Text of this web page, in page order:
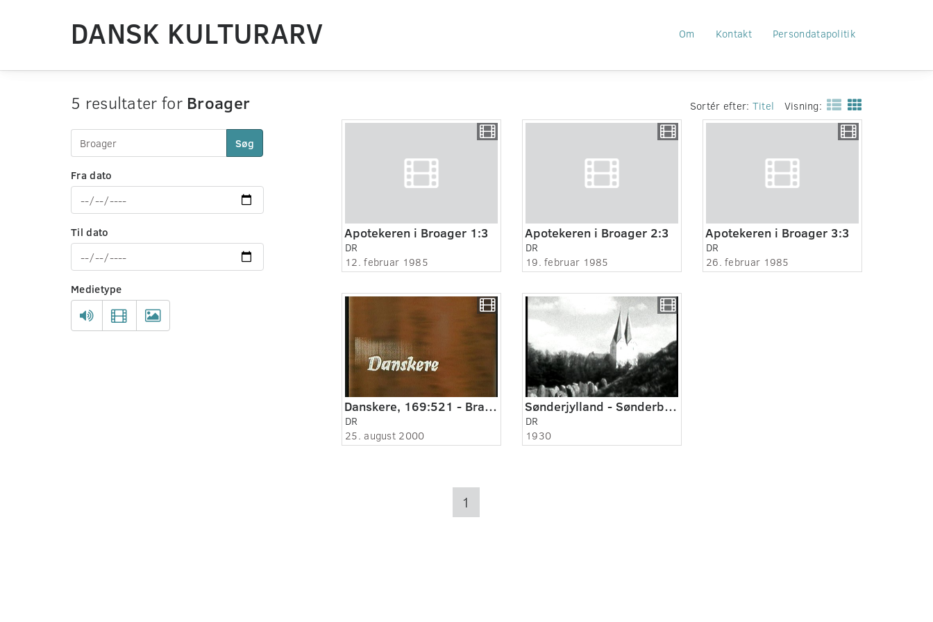
DANSK KULTURARV Om Kontakt Persondatapolitik
5 resultater for Broager
Søg
Fra dato
Til dato
Medietype
Sortér efter: Titel Visning:
Apotekeren i Broager 1:3
DR
12. februar 1985
Apotekeren i Broager 2:3
DR
19. februar 1985
Apotekeren i Broager 3:3
DR
26. februar 1985
Danskere, 169:521 - Brandværnsorkester i arv
DR
25. august 2000
Sønderjylland - Sønderborg og omegn 1930 - 1935
DR
1930
1